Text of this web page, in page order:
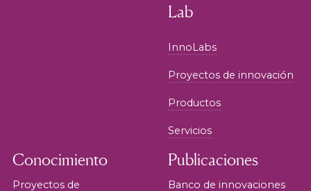
Lab
InnoLabs
Proyectos de innovación
Productos
Servicios
Conocimiento
Proyectos de
Publicaciones
Banco de innovaciones